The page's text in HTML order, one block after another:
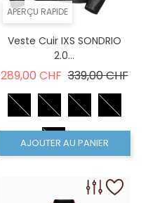
APERÇU RAPIDE
Veste Cuir IXS SONDRIO
2.0...
289,00 CHF Prix de base
339,00 CHFPrix
AJOUTER AU PANIER